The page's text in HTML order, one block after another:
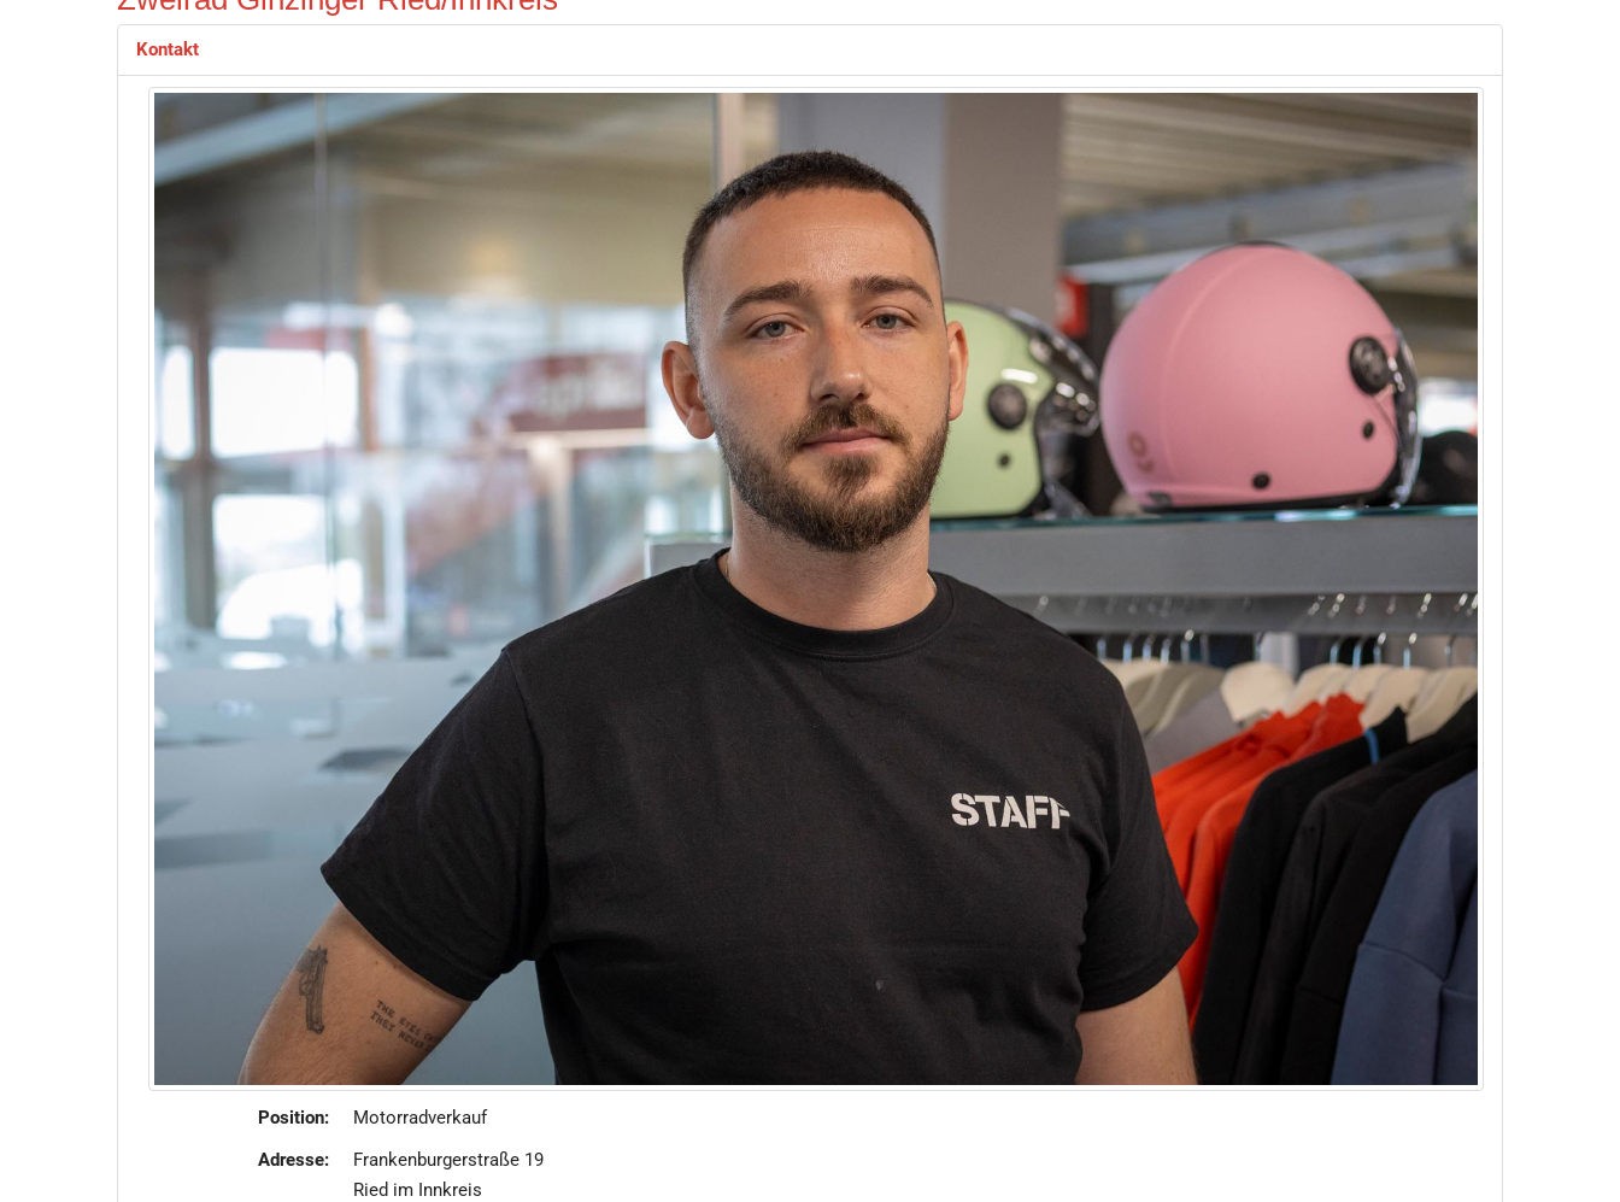
Kontakt
Position:
Motorradverkauf
Adresse:
Frankenburgerstraße 19
Ried im Innkreis